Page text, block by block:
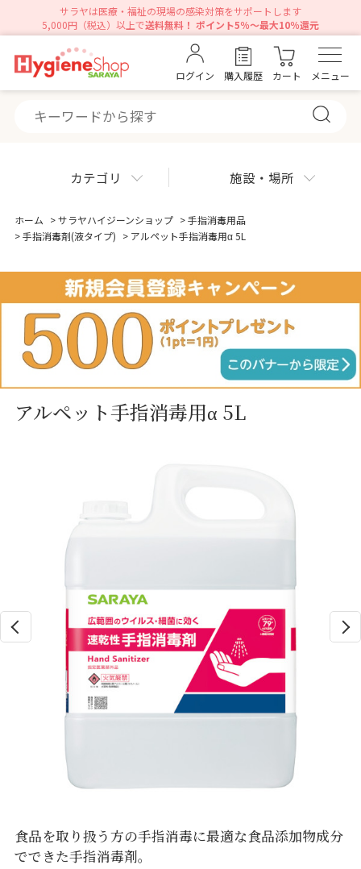
サラヤは医療・福祉の現場の感染対策をサポートします
5,000円（税込）以上で送料無料！ ポイント5％～最大10％還元
ログイン 購入履歴 カート メニュー
カテゴリ 施設・場所
ホーム >サラヤハイジーンショップ >手指消毒用品
>手指消毒剤(液タイプ) > アルペット手指消毒用α 5L
アルペット手指消毒用α 5L
食品を取り扱う方の手指消毒に最適な食品添加物成分
でできた手指消毒剤。